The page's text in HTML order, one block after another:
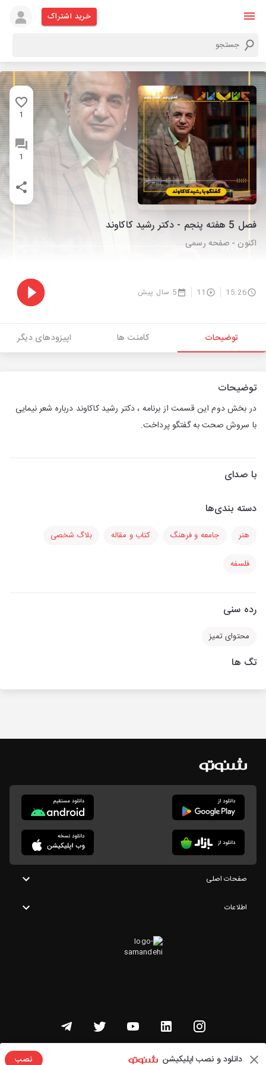
خرید اشتراک
1
1
فصل 5 هفته پنجم - دکتر رشید کاکاوند
اکنون - صفحه رسمی
15:26
11 5 سال پیش
توضیحات کامنت ها اپیزودهای دیگر
توضیحات
در بخش دوم این قسمت از برنامه ، دکتر رشید کاکاوند درباره شعر نیمایی
با سروش صحت به گفتگو پرداخت.
با صدای
دسته بندی‌ها
هنر جامعه و فرهنگ کتاب و مقاله بلاگ شخصی
فلسفه
رده سنی
محتوای تمیز
تگ ها
دانلود و نصب اپلیکیشن نصب
صفحات اصلی
اطلاعات
تمامی حقوق این وبسایت متعلق به شنوتو است